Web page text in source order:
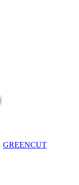
GREENCUT